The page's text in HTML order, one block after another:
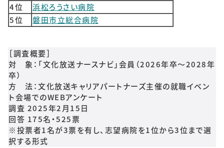
4位
浜松ろうさい病院
5位
磐田市立総合病院
［調査概要］
対 象：「文化放送ナースナビ」会員（2026年卒～2028年
卒）
方 法：文化放送キャリアパートナーズ主催の就職イベン
ト会場でのWEBアンケート
調査 2025年2月15日
回答 175名・525票
※投票者1名が3票を有し、志望病院を1位から3位まで選
択する形式